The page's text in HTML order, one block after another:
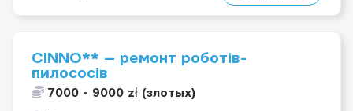
CINNO** — ремонт роботів-
пилососів
7000 - 9000 zł (злотых)